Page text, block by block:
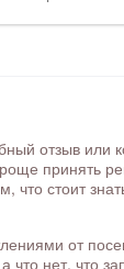
отзыв или
принять
что стоит
от
что нет, что